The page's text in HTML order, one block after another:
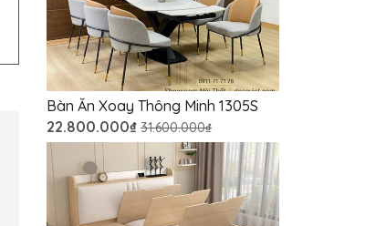
Bàn Ăn Xoay Thông Minh 1305S
22.800.000₫ 31.600.000₫